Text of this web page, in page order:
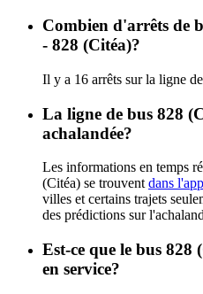
Combien d'arrêts de
- 828 (Citéa)?
Il y a 16 arrêts sur la ligne
La ligne de bus 828
achalandée?
Les informations en temps
(Citéa) se trouvent dans
villes et certains trajets
des prédictions sur
Est-ce que le bus 828
en service?